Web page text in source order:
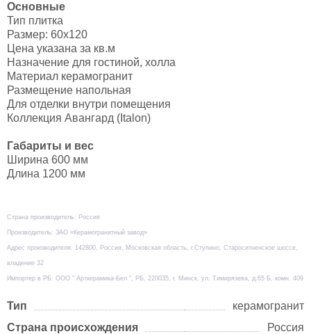
Основные
Тип плитка
Размер: 60х120
Цена указана за кв.м
Назначение для гостиной, холла
Материал керамогранит
Размещение напольная
Для отделки внутри помещения
Коллекция Авангард (Italon)
Габариты и вес
Ширина 600 мм
Длина 1200 мм
Страна производитель: Россия
Производитель: ЗАО «Керамогранитный завод»
Адрес производителя: 142800, Россия, Московская область, г.Ступино, Староситненское шоссе,
владение 32
Импортер в РБ: ООО " Арткерамика-Бел ", РБ, 220035, г. Минск, ул. Тимирязева, д.65 Б, комн. 409
Тип
керамогранит
Страна происхождения
Россия